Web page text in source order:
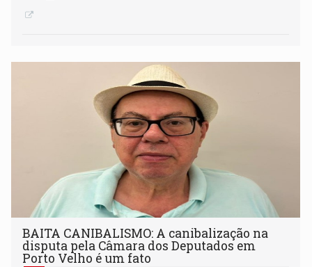
BAITA CANIBALISMO: A canibalização na
disputa pela Câmara dos Deputados em
Porto Velho é um fato